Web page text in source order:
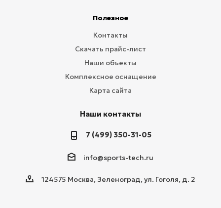
Полезное
Контакты
Скачать прайс-лист
Наши объекты
Комплексное оснащение
Карта сайта
Наши контакты
7 (499) 350-31-05
info@sports-tech.ru
124575 Москва, Зеленоград, ул. Гоголя, д. 2